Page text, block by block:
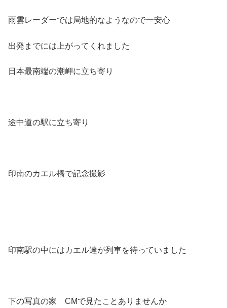
雨雲レーダーでは局地的なようなので一安心
出発までには上がってくれました
日本最南端の潮岬に立ち寄り
途中道の駅に立ち寄り
印南のカエル橋で記念撮影
印南駅の中にはカエル達が列車を待っていました
下の写真の家 CMで見たことありませんか